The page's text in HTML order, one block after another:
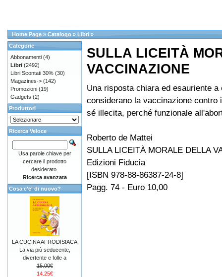
Home Page » Catalogo » Libri »
SULLA LICEITÀ
VACCINAZIONE
Una risposta chiara ed esauriente a
considerano la vaccinazione contro
sé illecita, perché funzionale
Roberto de Mattei
SULLA LICEITÀ MORALE DELLA
Edizioni Fiducia
[ISBN 978-88-86387-24-8]
Pagg. 74 - Euro 10,00
Categorie
Abbonamenti (4)
Libri (2492)
Libri Scontati 30% (30)
Magazines-> (142)
Promozioni (19)
Gadgets (2)
Produttori
Ricerca Veloce
Usa parole chiave per
cercare il prodotto
desiderato.
Ricerca avanzata
Cosa c'e' di nuovo?
LA CUCINA AFRODISIACA
La via più seducente,
divertente e folle a
15.00€
14.25€